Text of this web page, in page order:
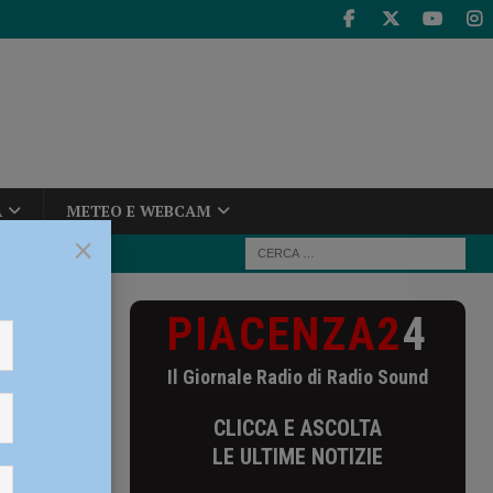
METEO E WEBCAM
di
PIACENZA24
Il Giornale Radio di Radio Sound
CLICCA E ASCOLTA
LE ULTIME NOTIZIE
×